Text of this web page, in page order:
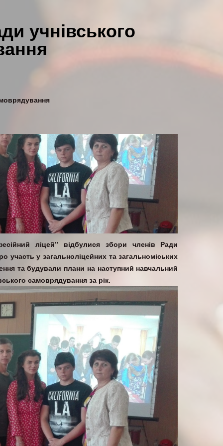
учнівського
ліцей” відбулися збори членів Ради
участь у загальноліцейних та загальноміських
та будували плани на наступний навчальний
самоврядування за рік.